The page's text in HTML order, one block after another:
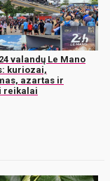
valandų Le Mano
kuriozai,
azartas ir
reikalai